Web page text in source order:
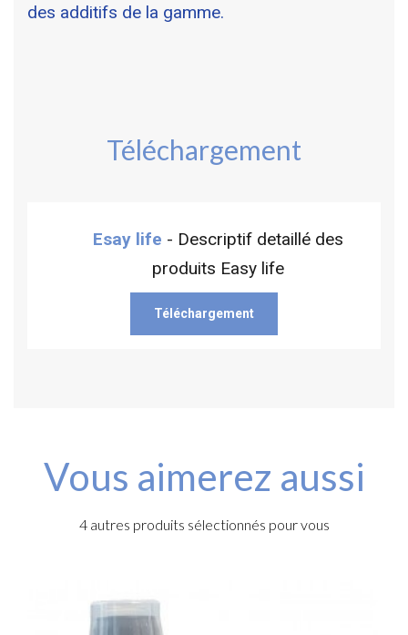
des additifs de la gamme.
Téléchargement
Esay life - Descriptif detaillé des
produits Easy life
Téléchargement
Vous aimerez aussi
4 autres produits sélectionnés pour vous